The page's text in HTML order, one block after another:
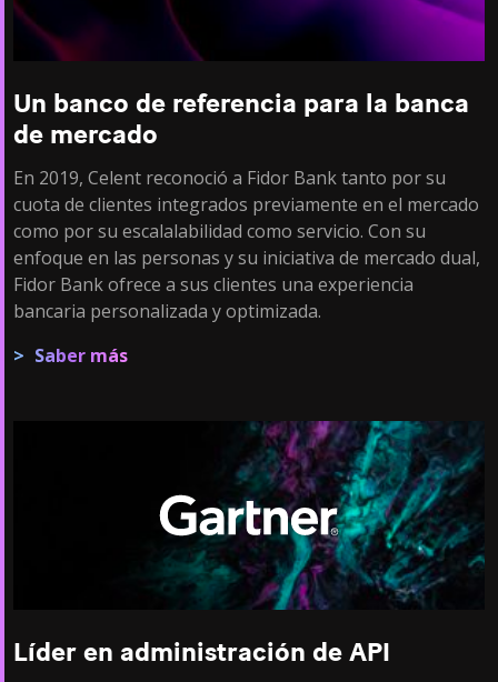
Un banco de referencia para la banca
de mercado
En 2019, Celent reconoció a Fidor Bank tanto por su
cuota de clientes integrados previamente en el mercado
como por su escalalabilidad como servicio. Con su
enfoque en las personas y su iniciativa de mercado dual,
Fidor Bank ofrece a sus clientes una experiencia
bancaria personalizada y optimizada.
Saber más
Líder en administración de API